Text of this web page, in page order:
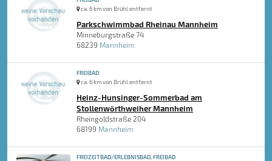
ca. 6 km von Brühl entfernt
Parkschwimmbad Rheinau Mannheim
Minneburgstraße 74
68239 Mannheim
FREIBAD
ca. 6 km von Brühl entfernt
Heinz-Hunsinger-Sommerbad am
Stollenwörthweiher Mannheim
Rheingoldstraße 204
68199 Mannheim
FREIZEITBAD/ERLEBNISBAD, FREIBAD